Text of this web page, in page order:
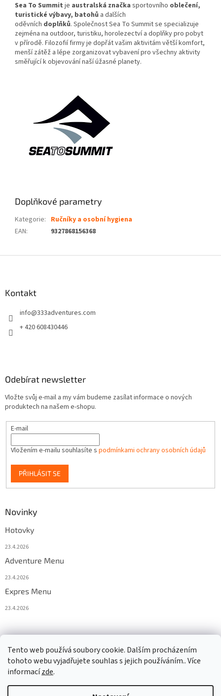
Tento web používá soubory cookie. Dalším procházením
tohoto webu vyjadřujete souhlas s jejich používáním.. Více
informacízde.
Sea To Summit je australská značka sportovního oblečení,
turistické výbavy, batohů a dalších
oděvních doplňků. Společnost Sea To Summit se specializuje
zejména na outdoor, turistiku, horolezectví a doplňky pro pobyt
v přírodě. Filozofií firmy je dopřát vašim aktivitám větší komfort,
menší zátěž a lépe zorganizovat vybavení pro všechny aktivity
směřující k objevování naší úžasné planety.
Doplňkové parametry
Kategorie: Ručníky a osobní hygiena
EAN: 9327868156368
Kontakt
info@333adventures.com
+ 420 608430446
Odebírat newsletter
Vložte svůj e-mail a my vám budeme zasílat informace o nových
produktech na našem e-shopu.
E-mail
Vložením e-mailu souhlasíte s podmínkami ochrany osobních údajů
PŘIHLÁSIT SE
Novinky
Hotovky
23.4.2026
Adventure Menu
23.4.2026
Expres Menu
23.4.2026